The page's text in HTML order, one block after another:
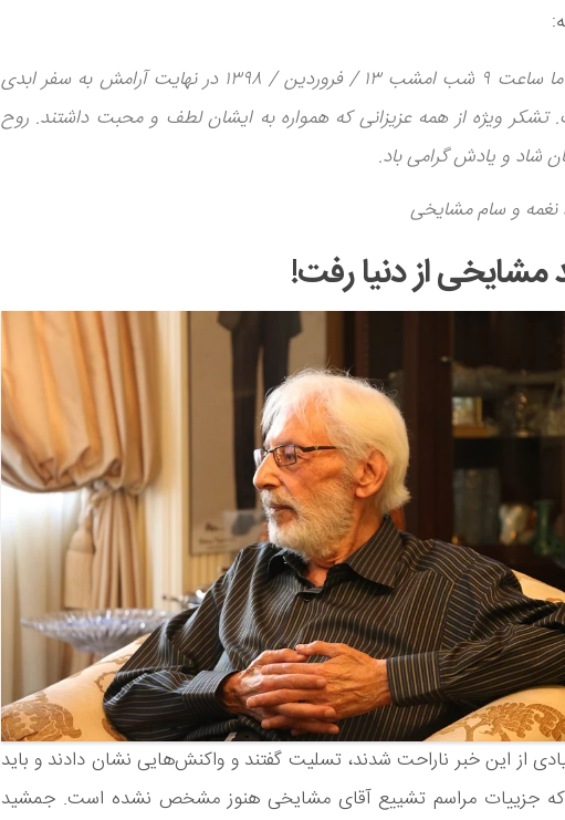
پدر ما ساعت ۹ شب امشب ۱۳ / فروردین / ۱۳۹۸ در نهایت آرامش به سفر ابدی
تشکر ویژه از همه عزیزانی که همواره به ایشان لطف و محبت داشتند. روح
شاد و یادش گرامی باد.
نغمه و سام مشایخی
از دنیا رفت!
از این خبر ناراحت شدند، تسلیت گفتند و واکنش‌هایی نشان دادند و باید
که جزییات مراسم تشییع آقای مشایخی هنوز مشخص نشده است. جمشید